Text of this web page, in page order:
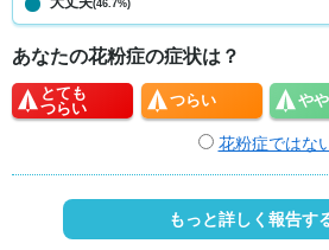
(46.7%)
あなたの花粉症の症状は？
とても
つらい
つらい やや
花粉症ではな
もっと詳しく報告す